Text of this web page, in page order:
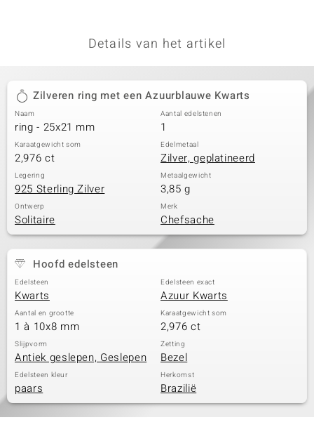
Details van het artikel
Zilveren ring met een Azuurblauwe Kwarts
Naam
ring - 25x21 mm
Aantal edelstenen
1
Karaatgewicht som
2,976 ct
Edelmetaal
Zilver, geplatineerd
Legering
925 Sterling Zilver
Metaalgewicht
3,85 g
Ontwerp
Solitaire
Merk
Chefsache
Hoofd edelsteen
Edelsteen
Kwarts
Edelsteen exact
Azuur Kwarts
Aantal en grootte
1 à 10x8 mm
Karaatgewicht som
2,976 ct
Slijpvorm
Antiek geslepen, Geslepen
Zetting
Bezel
Edelsteen kleur
paars
Herkomst
Brazilië